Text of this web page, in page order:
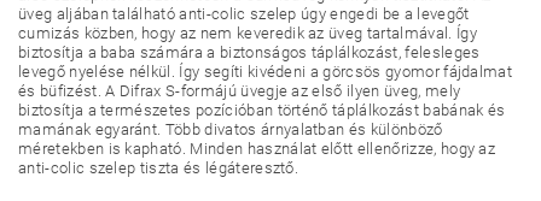
üveg aljában található anti-colic szelep úgy engedi be a levegőt
cumizás közben, hogy az nem keveredik az üveg tartalmával. Így
biztosítja a baba számára a biztonságos táplálkozást, felesleges
levegő nyelése nélkül. Így segíti kivédeni a görcsös gyomor fájdalmat
és büfizést. A Difrax S-formájú üvegje az első ilyen üveg, mely
biztosítja a természetes pozícióban történő táplálkozást babának és
mamának egyaránt. Több divatos árnyalatban és különböző
méretekben is kapható. Minden használat előtt ellenőrizze, hogy az
anti-colic szelep tiszta és légáteresztő.